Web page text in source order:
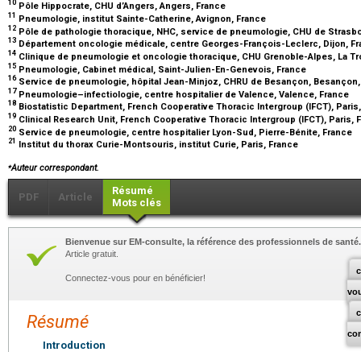
10 Pôle Hippocrate, CHU d’Angers, Angers, France
11 Pneumologie, institut Sainte-Catherine, Avignon, France
12 Pôle de pathologie thoracique, NHC, service de pneumologie, CHU de
13 Département oncologie médicale, centre Georges-François-Leclerc, Dijon,
14 Clinique de pneumologie et oncologie thoracique, CHU Grenoble-Alpes, La
15 Pneumologie, Cabinet médical, Saint-Julien-En-Genevois, France
16Service de pneumologie, hôpital Jean-Minjoz, CHRU de Besançon,
17 Pneumologie–infectiologie, centre hospitalier de Valence, Valence, France
18 Biostatistic Department, French Cooperative Thoracic Intergroup (IFCT),
19 Clinical Research Unit, French Cooperative Thoracic Intergroup (IFCT), Paris,
20 Service de pneumologie, centre hospitalier Lyon-Sud, Pierre-Bénite, France
21 Institut du thorax Curie-Montsouris, institut Curie, Paris, France
⁎Auteur correspondant.
PDF Article
Résumé
Mots clés
Bienvenue sur EM-consulte, la référence des professionnels de santé.
Article gratuit.
Connectez-vous pour en bénéficier!
Résumé
Introduction